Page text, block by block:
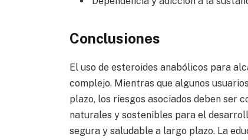
Conclusiones
El uso de esteroides anabólicos para
complejo. Mientras que algunos
plazo, los riesgos asociados deben ser
naturales y sostenibles para el
segura y saludable a largo plazo. La